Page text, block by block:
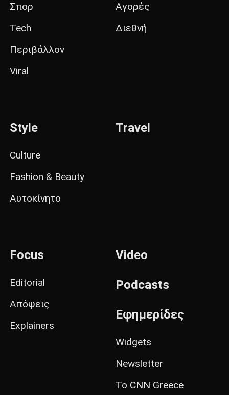
Σπορ
Tech
Περιβάλλον
Viral
Αγορές
Διεθνή
Style
Culture
Fashion & Beauty
Αυτοκίνητο
Travel
Focus
Editorial
Απόψεις
Explainers
Video
Podcasts
Εφημερίδες
Widgets
Newsletter
Το CNN Greece